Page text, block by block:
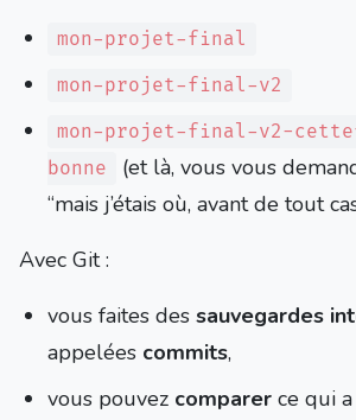
mon-projet-final
mon-projet-final-v2
mon-projet-final-v2-
bonne
(et là, vous vous
“mais j’étais où, avant de tout
Avec Git :
vous faites des sauvegardes
appelées commits,
vous pouvez comparer ce qui